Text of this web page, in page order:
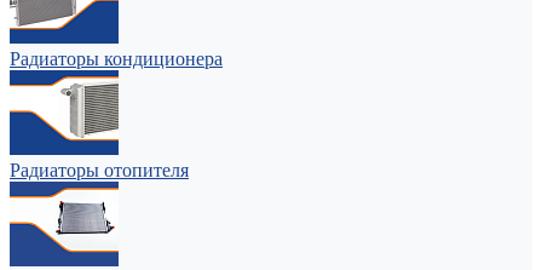
Радиаторы кондиционера
Радиаторы отопителя